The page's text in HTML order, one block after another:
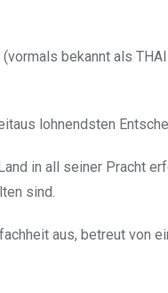
bekannt als
lohnendsten
in all seiner Pracht
sind.
aus, betreut von